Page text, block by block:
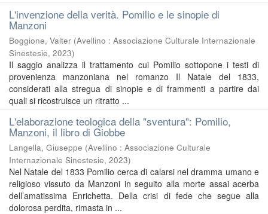
L'invenzione della verità. Pomilio e le sinopie di
Manzoni
Boggione, Valter (Avellino : Associazione Culturale Internazionale
Sinestesie, 2023)
Il saggio analizza il trattamento cui Pomilio sottopone i testi di
provenienza manzoniana nel romanzo Il Natale del 1833,
considerati alla stregua di sinopie e di frammenti a partire dai
quali si ricostruisce un ritratto ...
L'elaborazione teologica della "sventura": Pomilio,
Manzoni, il libro di Giobbe
Langella, Giuseppe (Avellino : Associazione Culturale
Internazionale Sinestesie, 2023)
Nel Natale del 1833 Pomilio cerca di calarsi nel dramma umano e
religioso vissuto da Manzoni in seguito alla morte assai acerba
dell’amatissima Enrichetta. Della crisi di fede che segue alla
dolorosa perdita, rimasta in ...